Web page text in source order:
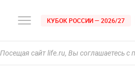
КУБОК РОССИИ — 2026/27
Посещая сайт life.ru, Вы соглашаетесь с